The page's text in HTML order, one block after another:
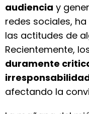
audiencia y
redes sociales,
las actitudes de
Recientemente,
duramente
afectando la